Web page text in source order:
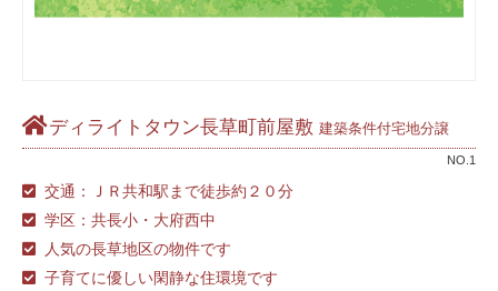
ディライトタウン長草町前屋敷 建築条件付宅地分譲
NO.1
交通：ＪＲ共和駅まで徒歩約２０分
学区：共長小・大府西中
人気の長草地区の物件です
子育てに優しい閑静な住環境です